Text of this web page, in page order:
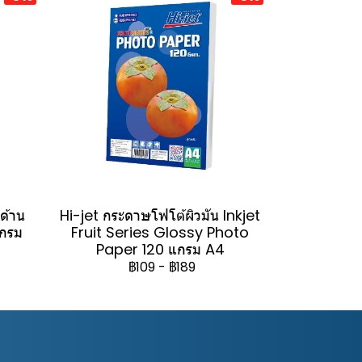
าน
รม
Hi-jet กระดาษโฟโต้ผิวมัน Inkjet
Fruit Series Glossy Photo
Paper 120 แกรม A4
฿109 - ฿189